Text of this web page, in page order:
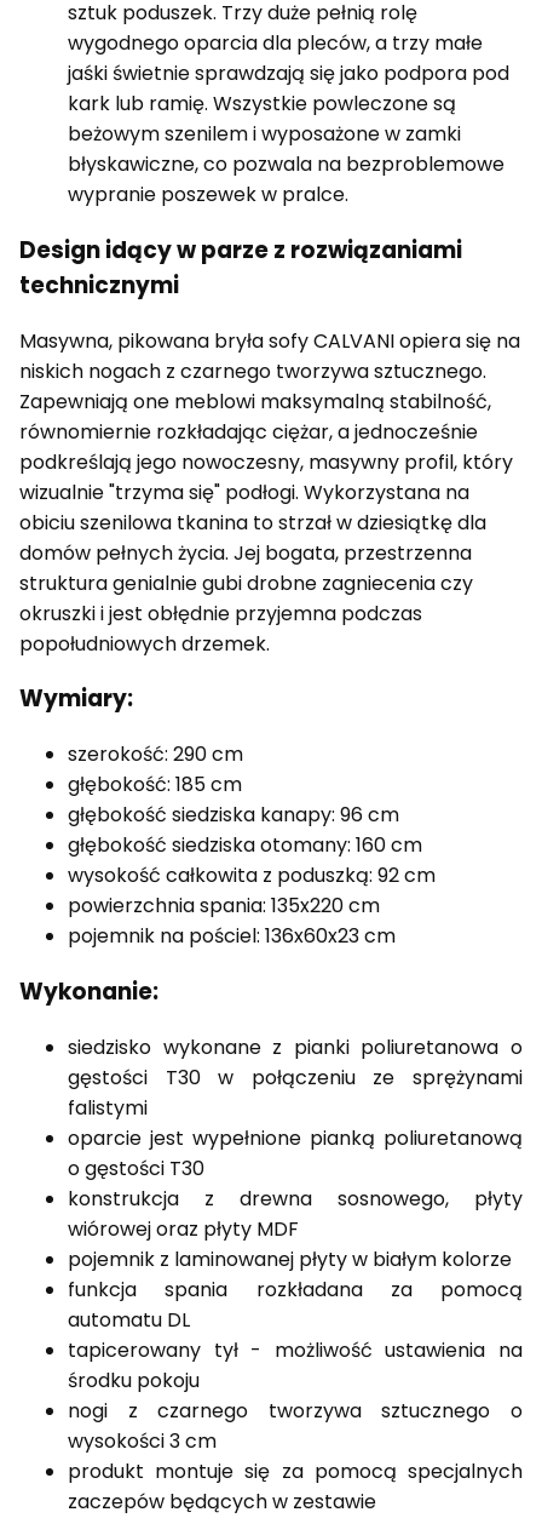
sztuk poduszek. Trzy duże pełnią rolę
wygodnego oparcia dla pleców, a trzy małe
jaśki świetnie sprawdzają się jako podpora pod
kark lub ramię. Wszystkie powleczone są
beżowym szenilem i wyposażone w zamki
błyskawiczne, co pozwala na bezproblemowe
wypranie poszewek w pralce.
Design idący w parze z rozwiązaniami
technicznymi
Masywna, pikowana bryła sofy CALVANI opiera się na
niskich nogach z czarnego tworzywa sztucznego.
Zapewniają one meblowi maksymalną stabilność,
równomiernie rozkładając ciężar, a jednocześnie
podkreślają jego nowoczesny, masywny profil, który
wizualnie "trzyma się" podłogi. Wykorzystana na
obiciu szenilowa tkanina to strzał w dziesiątkę dla
domów pełnych życia. Jej bogata, przestrzenna
struktura genialnie gubi drobne zagniecenia czy
okruszki i jest obłędnie przyjemna podczas
popołudniowych drzemek.
Wymiary:
szerokość: 290 cm
głębokość: 185 cm
głębokość siedziska kanapy: 96 cm
głębokość siedziska otomany: 160 cm
wysokość całkowita z poduszką: 92 cm
powierzchnia spania: 135x220 cm
pojemnik na pościel: 136x60x23 cm
Wykonanie:
siedzisko wykonane z pianki poliuretanowa o
gęstości T30 w połączeniu ze sprężynami
falistymi
oparcie jest wypełnione pianką poliuretanową
o gęstości T30
konstrukcja z drewna sosnowego, płyty
wiórowej oraz płyty MDF
pojemnik z laminowanej płyty w białym kolorze
funkcja spania rozkładana za pomocą
automatu DL
tapicerowany tył - możliwość ustawienia na
środku pokoju
nogi z czarnego tworzywa sztucznego o
wysokości 3 cm
produkt montuje się za pomocą specjalnych
zaczepów będących w zestawie